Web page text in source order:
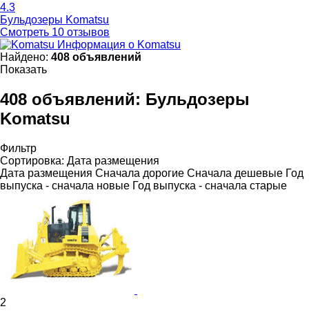
4.3
Бульдозеры Komatsu
Смотреть 10 отзывов
Информация о Komatsu
Найдено: 408 объявлений
Показать
408 объявлений: Бульдозеры
Komatsu
Фильтр
Сортировка: Дата размещения
Дата размещения Сначала дорогие Сначала дешевые Год
выпуска - сначала новые Год выпуска - сначала старые
2